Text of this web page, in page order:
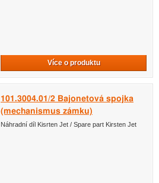
Více o produktu
101.3004.01/2 Bajonetová spojka
(mechanismus zámku)
Náhradní díl Kisrten Jet / Spare part Kirsten Jet